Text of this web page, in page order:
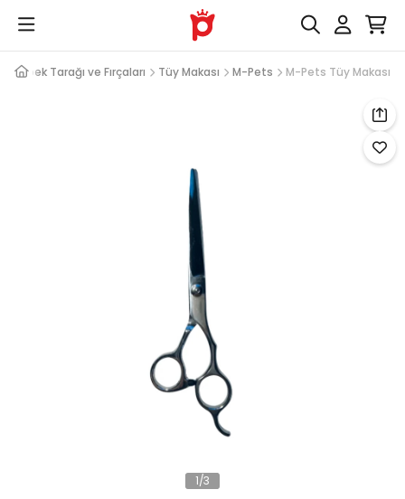
Köpek Tarağı ve Fırçaları Tüy Makası M-Pets M-Pets Tüy Makası
1/3